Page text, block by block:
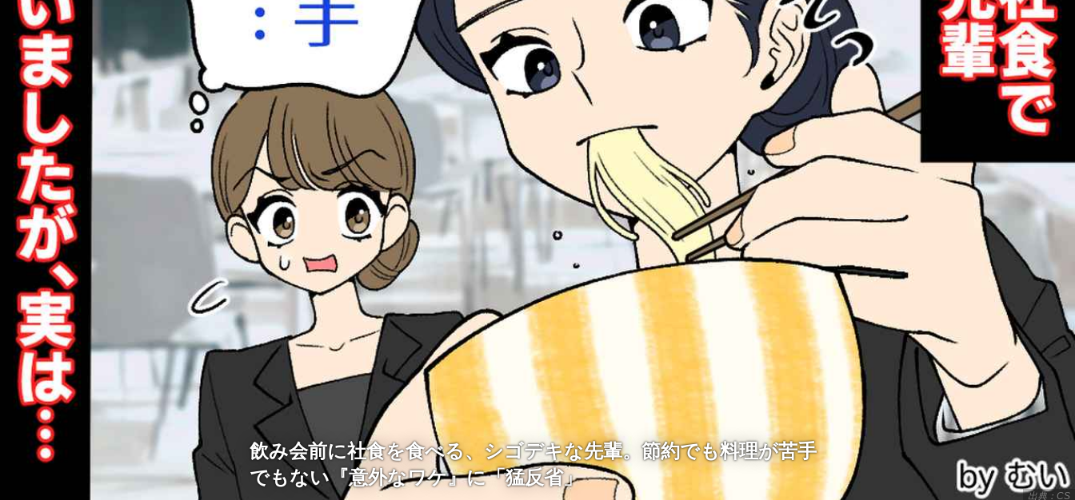
出典：CS
飲み会前に社食を食べる、シゴデキな先輩。節約でも料理が苦手
でもない『意外なワケ』に「猛反省」